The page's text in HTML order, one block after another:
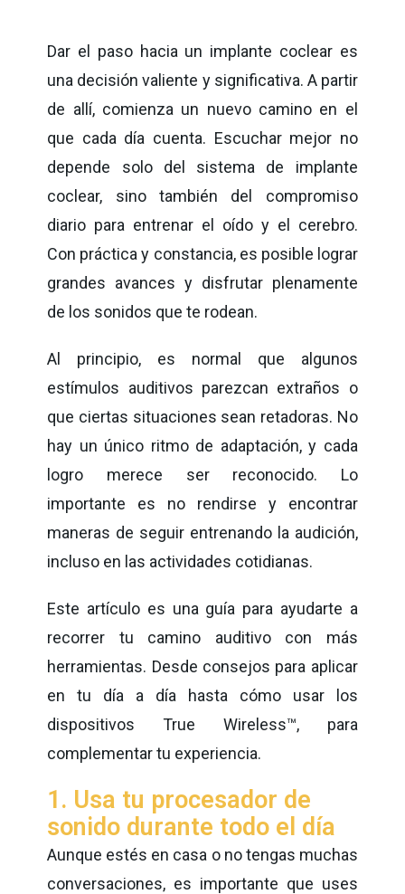
Dar el paso hacia un implante coclear es
una decisión valiente y significativa. A partir
de allí, comienza un nuevo camino en el
que cada día cuenta. Escuchar mejor no
depende solo del sistema de implante
coclear, sino también del compromiso
diario para entrenar el oído y el cerebro.
Con práctica y constancia, es posible lograr
grandes avances y disfrutar plenamente
de los sonidos que te rodean.
Al principio, es normal que algunos
estímulos auditivos parezcan extraños o
que ciertas situaciones sean retadoras. No
hay un único ritmo de adaptación, y cada
logro merece ser reconocido. Lo
importante es no rendirse y encontrar
maneras de seguir entrenando la audición,
incluso en las actividades cotidianas.
Este artículo es una guía para ayudarte a
recorrer tu camino auditivocon más
herramientas. Desde consejos para aplicar
en tu día a día hasta cómo usar los
dispositivos True Wireless™, para
complementar tu experiencia.
1. Usa tu procesador de
sonido durante todo el día
Aunque estés en casa o no tengas muchas
conversaciones, es importante que uses